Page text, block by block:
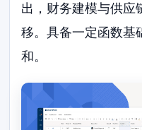
出，财务建模与供应
移。具备一定函数基
和。